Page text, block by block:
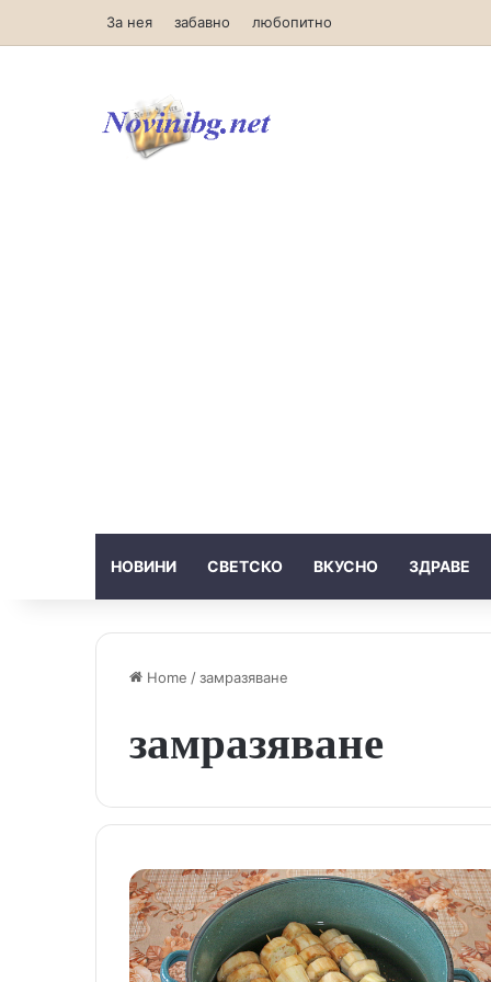
За нея забавно любопитно
НОВИНИ СВЕТСКО ВКУСНО ЗДРАВЕ
Home /замразяване
замразяване